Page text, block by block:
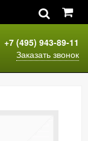
+7 (495) 943-89-11
Заказать звонок